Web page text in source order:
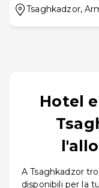
Tsaghkadzor,
Hotel
A Tsaghkadzor
disponibili per la